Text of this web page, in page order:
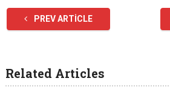
PREV ARTICLE
Related Articles